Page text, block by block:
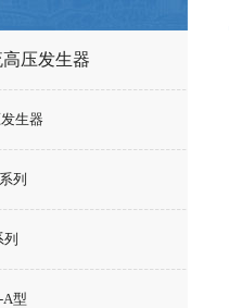
压发生器
生器
列
列
A型